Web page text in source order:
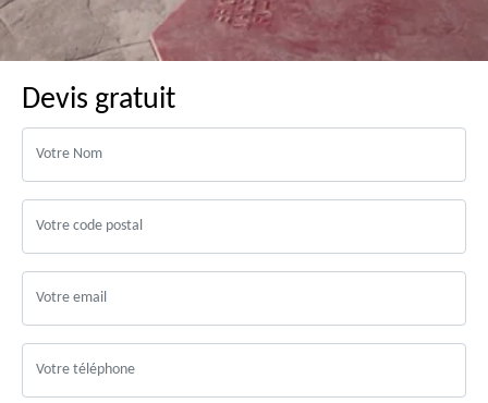
Devis gratuit